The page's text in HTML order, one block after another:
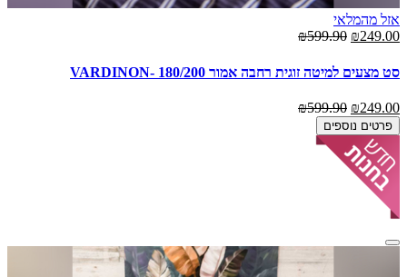
אזל מהמלאי
₪249.00
₪599.90
סט מצעים למיטה זוגית רחבה אמור 180/200 -VARDINON
₪249.00
₪599.90
פרטים נוספים